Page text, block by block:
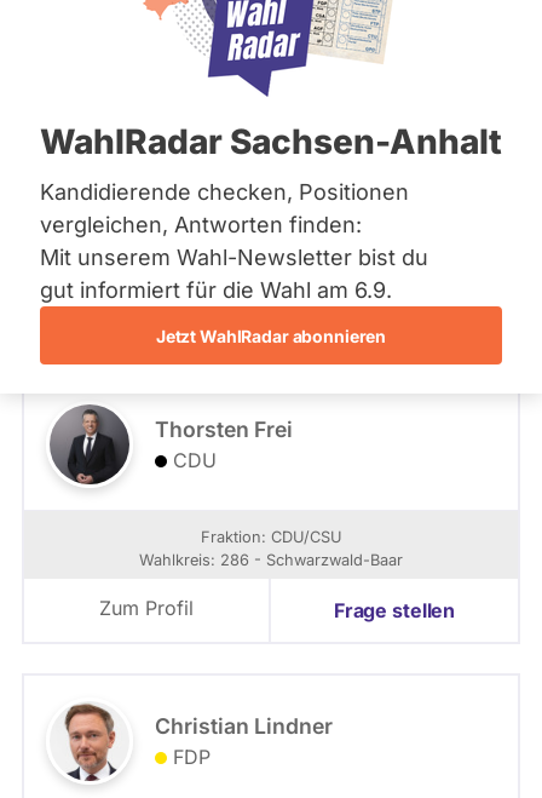
Bremen
Hamburg
Mecklenburg-Vorpommern
Nordrhein-Westfalen
Saarland
Sachsen
Sachsen-Anhalt
Schleswig-Holstein
Thüringen
Spenden
WahlRadar Sachsen-Anhalt
Kandidierende checken, Positionen
vergleichen, Antworten finden:
Mit unserem Wahl-Newsletter bist du
gut informiert für die Wahl am 6.9.
Jetzt WahlRadar abonnieren
Wahlliste
- Alle -
Listenposition
Status Mandat
Marco Buschmann
Wahlliste: Landesliste Nordrhein-Westfalen
Thorsten Frei
CDU
Fraktion: CDU/CSU
Wahlkreis: 286 - Schwarzwald-Baar
Zum Profil Frage stellen
Christian Lindner
FDP